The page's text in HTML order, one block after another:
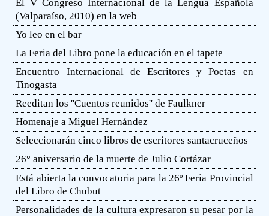
El V Congreso Internacional de la Lengua Española
(Valparaíso, 2010) en la web
Yo leo en el bar
La Feria del Libro pone la educación en el tapete
Encuentro Internacional de Escritores y Poetas en
Tinogasta
Reeditan los ''Cuentos reunidos'' de Faulkner
Homenaje a Miguel Hernández
Seleccionarán cinco libros de escritores santacruceños
26° aniversario de la muerte de Julio Cortázar
Está abierta la convocatoria para la 26º Feria Provincial
del Libro de Chubut
Personalidades de la cultura expresaron su pesar por la